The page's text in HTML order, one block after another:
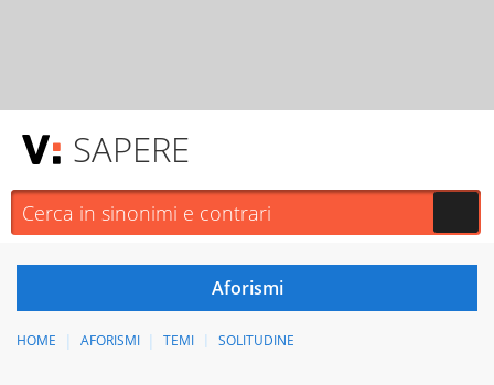
SAPERE
HOME AFORISMI TEMI SOLITUDINE